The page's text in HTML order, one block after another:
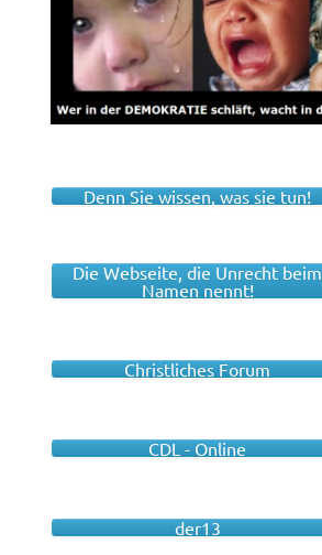
Denn Sie wissen, was sie tun!
Die Webseite, die Unrecht beim
Namen nennt!
Christliches Forum
CDL - Online
der13